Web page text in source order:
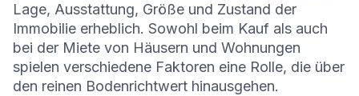
Lage, Ausstattung, Größe und Zustand der
Immobilie erheblich. Sowohl beim Kauf als auch
bei der Miete von Häusern und Wohnungen
spielen verschiedene Faktoren eine Rolle, die über
den reinen Bodenrichtwert hinausgehen.